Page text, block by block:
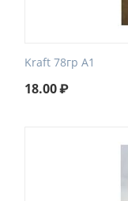
Kraft 78гр А1
18.00₽